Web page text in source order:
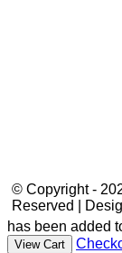
© Copyright -
Reserved |
has been added
View Cart